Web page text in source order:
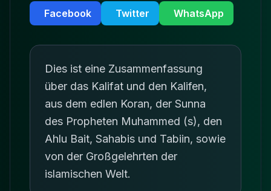
Facebook Twitter WhatsApp
Dies ist eine Zusammenfassung
über das Kalifat und den Kalifen,
aus dem edlen Koran, der Sunna
des Propheten Muhammed (s), den
Ahlu Bait, Sahabis und Tabiin, sowie
von der Großgelehrten der
islamischen Welt.